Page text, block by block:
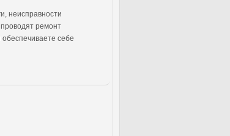
неисправности
ремонт
себе